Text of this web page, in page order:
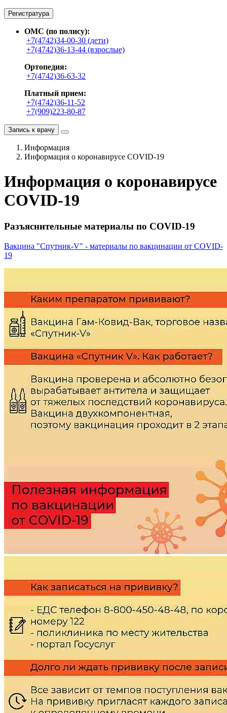
Регистратура
ОМС (по полису):
+7(4742)34-00-30 (дети)
+7(4742)36-13-44 (взрослые)
Ортопедия:
+7(4742)36-63-32
Платный прием:
+7(4742)36-11-52
+7(909)223-80-87
Запись к врачу
Информация
Информация о коронавирусе COVID-19
Информация о коронавирусе
COVID-19
Разъяснительные материалы по COVID-19
Вакцина "Спутник-V" - материалы по вакцинации от COVID-
19